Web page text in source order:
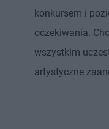
konkursem i
oczekiwania.
wszystkim
artystyczne